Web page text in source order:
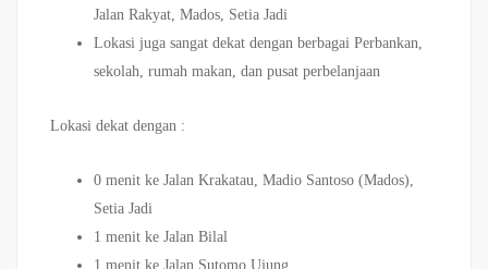
Jalan Rakyat, Mados, Setia Jadi
Lokasi juga sangat dekat dengan berbagai Perbankan,
sekolah, rumah makan, dan pusat perbelanjaan
Lokasi dekat dengan :
0 menit ke Jalan Krakatau, Madio Santoso (Mados),
Setia Jadi
1 menit ke Jalan Bilal
1 menit ke Jalan Sutomo Ujung